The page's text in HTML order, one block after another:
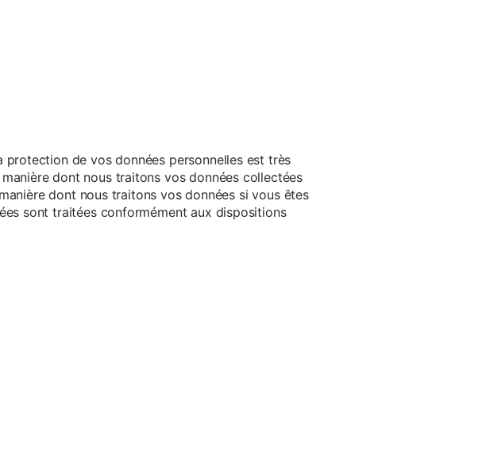
de vos données personnelles est très
dont nous traitons vos données collectées
dont nous traitons vos données si vous êtes
sont traitées conformément aux dispositions